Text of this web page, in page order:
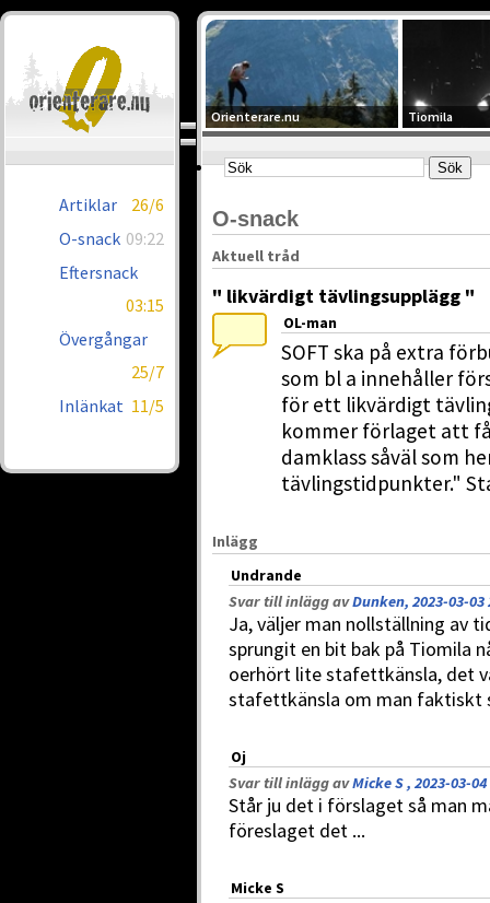
Artiklar
26/6
O-snack 09:22
Eftersnack
03:15
Övergångar
25/7
Inlänkat 11/5
Orienterare.nu Tiomila
O-snack
Aktuell tråd
" likvärdigt tävlingsupplägg "
OL-man
SOFT ska på extra
som bl a innehåller
för ett likvärdigt
kommer förlaget att
damklass såväl som
tävlingstidpunkter."
Inlägg
Undrande
Svar till inlägg avDunken, 2023-03-03
Ja, väljer man nollställning av
sprungit en bit bak på Tiomila
oerhört lite stafettkänsla, det
stafettkänsla om man faktiskt
Oj
Svar till inlägg avMicke S , 2023-03-04
Står ju det i förslaget så man
föreslaget det ...
Micke S